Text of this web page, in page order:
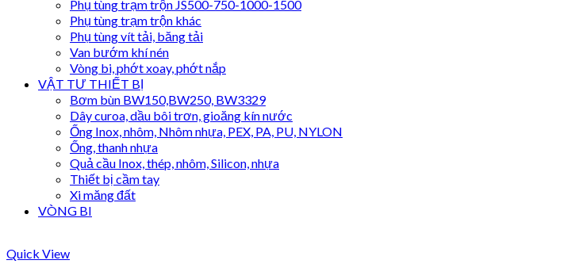
Phụ tùng trạm trộn JS500-750-1000-1500
Phụ tùng trạm trộn khác
Phụ tùng vít tải, băng tải
Van bướm khí nén
Vòng bi, phớt xoay, phớt nắp
VẬT TƯ THIẾT BỊ
Bơm bùn BW150,BW250, BW3329
Dây curoa, dầu bôi trơn, gioăng kín nước
Ống Inox, nhôm, Nhôm nhựa, PEX, PA, PU, NYLON
Ống, thanh nhựa
Quả cầu Inox, thép, nhôm, Silicon, nhựa
Thiết bị cầm tay
Xi măng đất
VÒNG BI
Quick View